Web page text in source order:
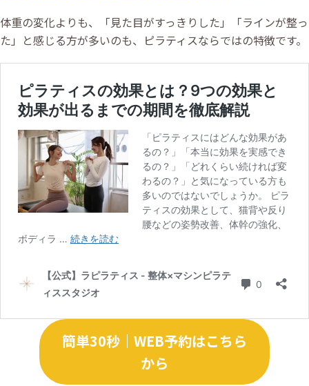
体重の変化よりも、「見た目がすっきりした」「ラインが整っ
た」と感じる方が多いのも、ピラティスならではの特徴です。
簡単30秒｜WEB予約はこちら
から